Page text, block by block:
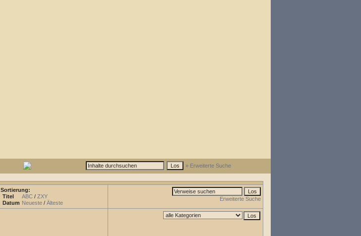
» Erweiterte Suche
Sortierung:
Titel
ABC / ZXY
Datum Neueste / Älteste
Erweiterte Suche